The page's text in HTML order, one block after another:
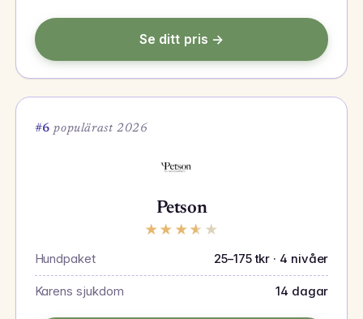
Se ditt pris →
#6 populärast 2026
Petson
★ ★ ★ ★ ★
Hundpaket 25–175 tkr · 4 nivåer
Karens sjukdom 14 dagar